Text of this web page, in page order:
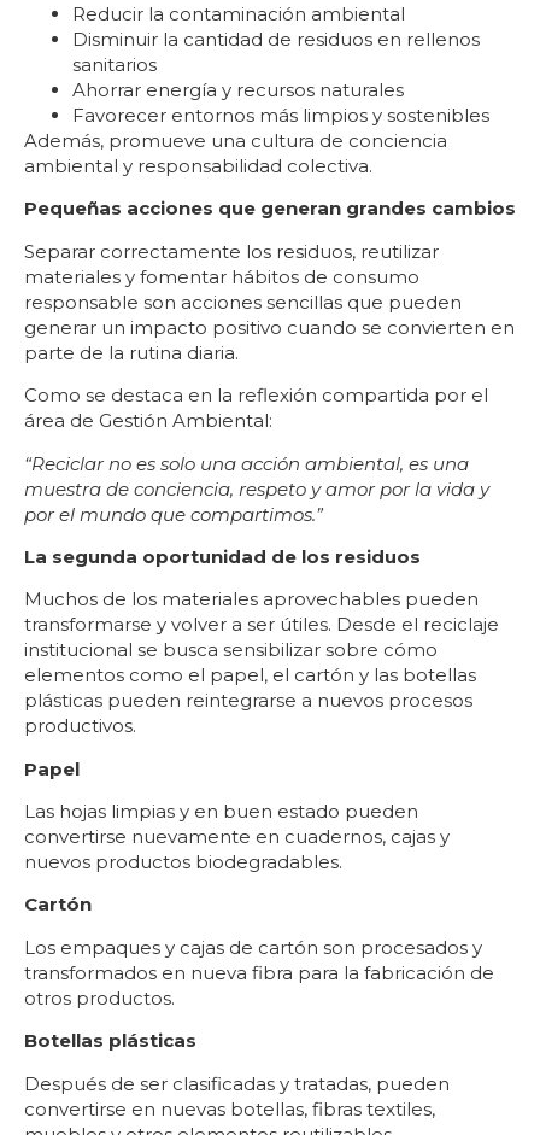
Reducir la contaminación ambiental
Disminuir la cantidad de residuos en rellenos
sanitarios
Ahorrar energía y recursos naturales
Favorecer entornos más limpios y sostenibles
Además, promueve una cultura de conciencia
ambiental y responsabilidad colectiva.
Pequeñas acciones que generan grandes cambios
Separar correctamente los residuos, reutilizar
materiales y fomentar hábitos de consumo
responsable son acciones sencillas que pueden
generar un impacto positivo cuando se convierten en
parte de la rutina diaria.
Como se destaca en la reflexión compartida por el
área de Gestión Ambiental:
“Reciclar no es solo una acción ambiental, es una
muestra de conciencia, respeto y amor por la vida y
por el mundo que compartimos.”
La segunda oportunidad de los residuos
Muchos de los materiales aprovechables pueden
transformarse y volver a ser útiles. Desde el reciclaje
institucional se busca sensibilizar sobre cómo
elementos como el papel, el cartón y las botellas
plásticas pueden reintegrarse a nuevos procesos
productivos.
Papel
Las hojas limpias y en buen estado pueden
convertirse nuevamente en cuadernos, cajas y
nuevos productos biodegradables.
Cartón
Los empaques y cajas de cartón son procesados y
transformados en nueva fibra para la fabricación de
otros productos.
Botellas plásticas
Después de ser clasificadas y tratadas, pueden
convertirse en nuevas botellas, fibras textiles,